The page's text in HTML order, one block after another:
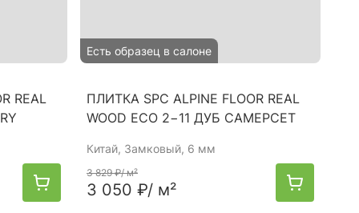
REAL
Есть образец в салоне
ПЛИТКА SPC ALPINE FLOOR REAL
WOOD ECO 2−11 ДУБ САМЕРСЕТ
Китай, Замковый, 6 мм
3 829 ₽/ м²
3 050 ₽/ м²